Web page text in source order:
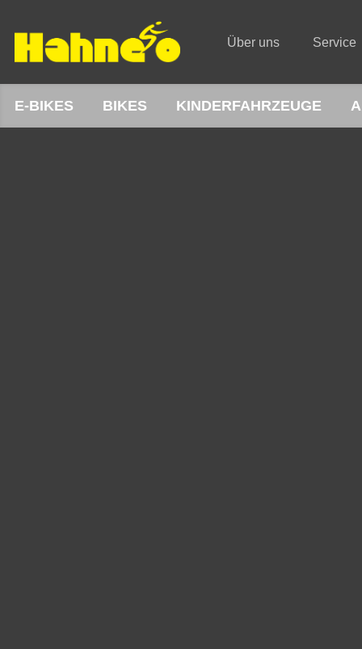
Über uns Service
E-BIKES BIKES KINDERFAHRZEUGE